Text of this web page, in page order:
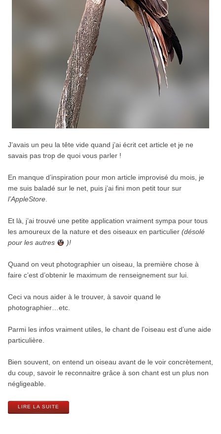
J’avais un peu la tête vide quand j’ai écrit cet article et je ne
savais pas trop de quoi vous parler !
En manque d’inspiration pour mon article improvisé du mois, je
me suis baladé sur le net, puis j’ai fini mon petit tour sur
l’AppleStore.
Et là, j’ai trouvé une petite application vraiment sympa pour tous
les amoureux de la nature et des oiseaux en particulier (désolé
pour les autres
)!
Quand on veut photographier un oiseau, la première chose à
faire c’est d’obtenir le maximum de renseignement sur lui.
Ceci va nous aider à le trouver, à savoir quand le
photographier…etc.
Parmi les infos vraiment utiles, le chant de l’oiseau est d’une aide
particulière.
Bien souvent, on entend un oiseau avant de le voir concrètement,
du coup, savoir le reconnaitre grâce à son chant est un plus non
négligeable.
LIRE LA SUITE